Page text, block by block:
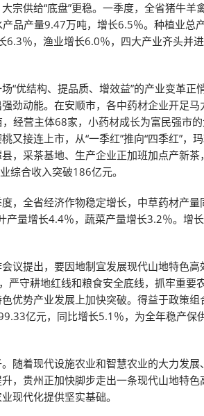
宗供给“底盘”更稳。一季度，全省猪牛羊
品产量9.47万吨，增长6.5％。种植业总
6.3％，渔业增长6.0％，四大产业齐头并
“优结构、提品质、增效益”的产业变革正
劲动能。在安顺市，各中药材企业开足
经营主体68家，小药材成长为富民强市
又接连上市，从“一季红”推向“四季红”，
，采茶基地、生产企业正加班加点产新茶
综合收入突破186亿元。
，全省经济作物稳定增长，中草药材产
产量增长4.4％，蔬菜产量增长3.2％。增
议提出，要因地制宜发展现代山地特色
严守耕地红线和粮食安全底线，抓牢重要
优势产业发展上加快突破。得益于政策
亿元，同比增长5.1％，为全年稳产保
随着现代设施农业和智慧农业的大力发
，贵州正加快脚步走出一条现代山地特色
现代化提供坚实基础。